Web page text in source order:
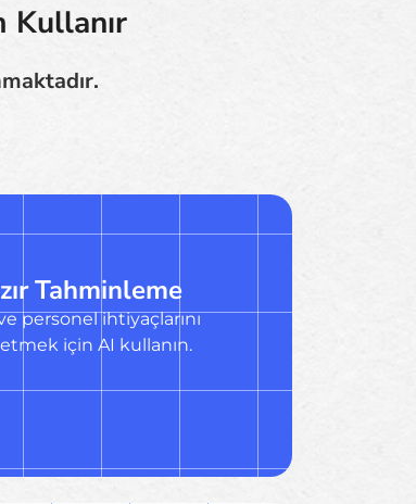
Kullanır
Tahminleme
personel ihtiyaçlarını
için AI kullanın.